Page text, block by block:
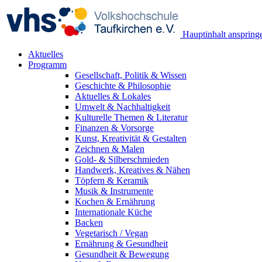
Hauptinhalt
Aktuelles
Programm
Gesellschaft, Politik & Wissen
Geschichte & Philosophie
Aktuelles & Lokales
Umwelt & Nachhaltigkeit
Kulturelle Themen & Literatur
Finanzen & Vorsorge
Kunst, Kreativität & Gestalten
Zeichnen & Malen
Gold- & Silberschmieden
Handwerk, Kreatives & Nähen
Töpfern & Keramik
Musik & Instrumente
Kochen & Ernährung
Internationale Küche
Backen
Vegetarisch / Vegan
Ernährung & Gesundheit
Gesundheit & Bewegung